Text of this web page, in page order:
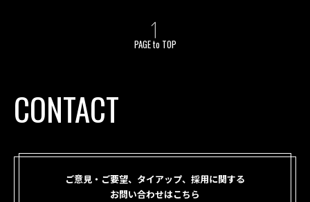
PAGE to TOP
CONTACT
ご意見・ご要望、タイアップ、採用に関する
お問い合わせはこちら